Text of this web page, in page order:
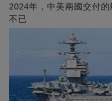
2024年，中美兩國交付
不已